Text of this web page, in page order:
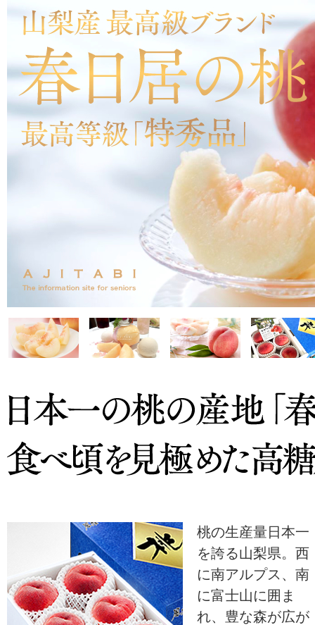
桃の生産量日本一
を誇る山梨県。西
に南アルプス、南
に富士山に囲ま
れ、豊な森が広が